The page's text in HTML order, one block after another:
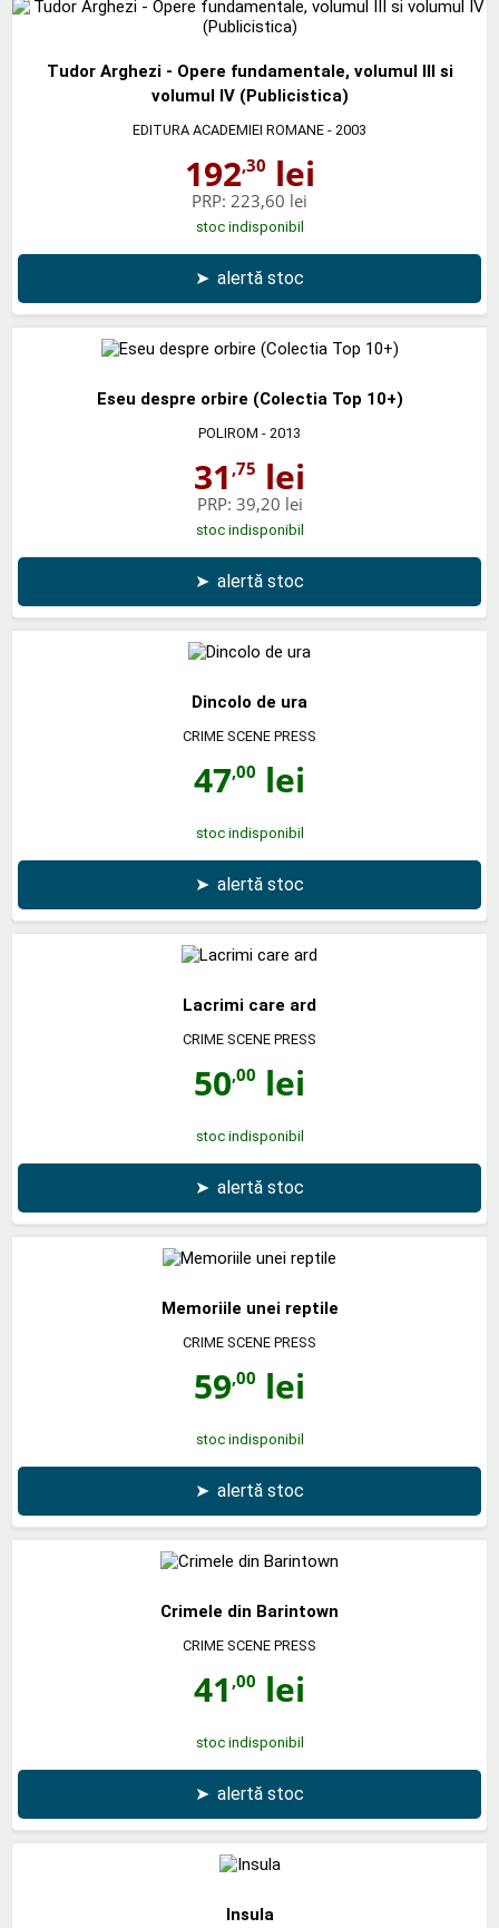
Tudor Arghezi - Opere fundamentale, volumul III si
volumul IV (Publicistica)
EDITURA ACADEMIEI ROMANE - 2003
192,30 lei
PRP: 223,60 lei
stoc indisponibil
➤ alertă stoc
Eseu despre orbire (Colectia Top 10+)
POLIROM - 2013
31 ,75 lei
PRP: 39,20 lei
stoc indisponibil
➤ alertă stoc
Dincolo de ura
CRIME SCENE PRESS
47,00 lei
stoc indisponibil
➤ alertă stoc
Lacrimi care ard
CRIME SCENE PRESS
50,00 lei
stoc indisponibil
➤ alertă stoc
Memoriile unei reptile
CRIME SCENE PRESS
59,00 lei
stoc indisponibil
➤ alertă stoc
Crimele din Barintown
CRIME SCENE PRESS
41 ,00 lei
stoc indisponibil
➤ alertă stoc
Insula